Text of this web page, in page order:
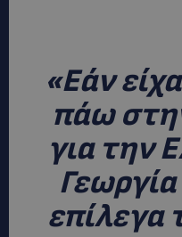
«Εάν
πάω
για την
επίλεγα